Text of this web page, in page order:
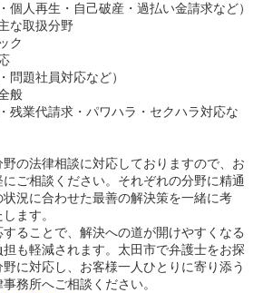
個人再生・自己破産・過払い金請求など）
な取扱分野
ク
問題社員対応など）
般
残業代請求・パワハラ・セクハラ対応な
野の法律相談に対応しておりますので、お
ご相談ください。それぞれの分野に精通
況に合わせた最善の解決策を一緒に考
ます。
ることで、解決への道が開けやすくなる
も軽減されます。太田市で弁護士をお探
に対応し、お客様一人ひとりに寄り添う
務所へご相談ください。